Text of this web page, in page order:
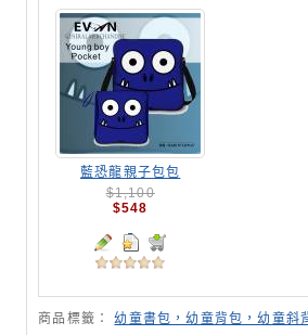
藍恐龍親子包包
$1,100
$548
商品標籤：幼童書包，幼童背包，幼童斜